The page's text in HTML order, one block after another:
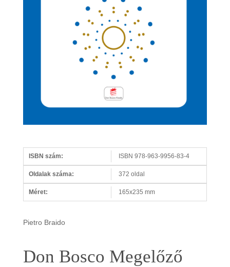
ISBN szám: ISBN 978-963-9956-83-4
Oldalak száma: 372 oldal
Méret: 165x235 mm
Pietro Braido
Don Bosco Megelőző